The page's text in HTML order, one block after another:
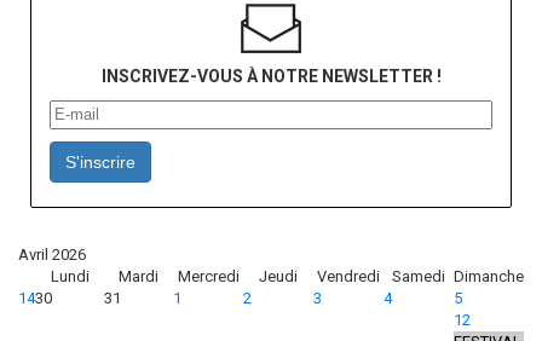
INSCRIVEZ-VOUS À NOTRE NEWSLETTER !
S'inscrire
Avril 2026
Lundi
Mardi Mercredi Jeudi Vendredi Samedi Dimanche
1430 31 1 2 3 4 5
12